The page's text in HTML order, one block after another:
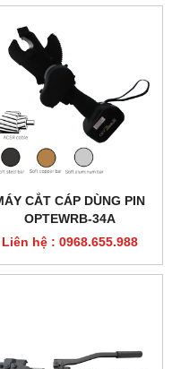
MÁY CẮT CÁP DÙNG PIN
OPTEWRB-34A
Liên hệ : 0968.655.988
Liên hệ : 0968.655.988